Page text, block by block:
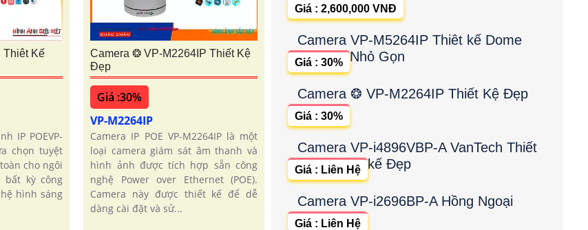
Thiêt Kế
IP POEVP-
chọn tuyệt
cho ngôi
bất kỳ công
hình sáng
Camera ❂ VP-M2264IP Thiết Kệ
Đẹp
Giá :30%
VP-M2264IP
Camera IP POE VP-M2264IP là một
loại camera giám sát âm thanh và
hình ảnh được tích hợp sẵn công
nghệ Power over Ethernet (POE).
Camera này được thiết kế để dễ
dàng cài đặt và sử...
Giá : 2,600,000 VNĐ
Camera VP-M5264IP Thiêt kế Dome
Nhỏ Gọn
Giá : 30%
Camera ❂ VP-M2264IP Thiết Kệ Đẹp
Giá : 30%
Camera VP-i4896VBP-A VanTech Thiết
kế Đẹp
Giá : Liên Hệ
Camera VP-i2696BP-A Hồng Ngoại
Giá : Liên Hệ